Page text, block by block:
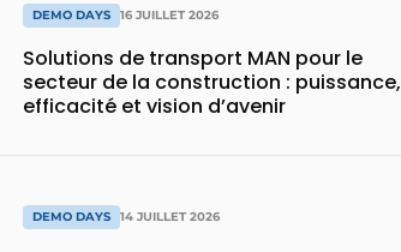
DEMO DAYS 16 JUILLET 2026
Solutions de transport MAN pour le
secteur de la construction : puissance,
efficacité et vision d’avenir
DEMO DAYS 14 JUILLET 2026